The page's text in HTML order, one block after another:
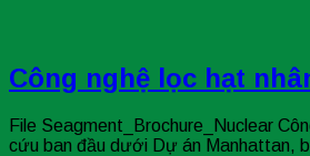
Công nghệ lọc hạt
File Seagment_Brochure_Nuclear
cứu ban đầu dưới Dự án Manhattan,